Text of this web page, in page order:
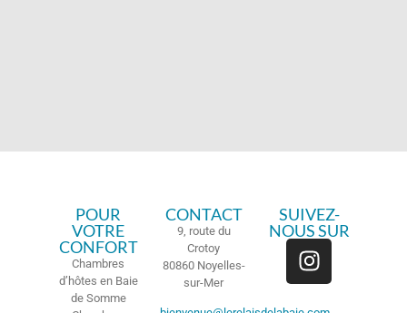
POUR
VOTRE
CONFORT
Chambres
d’hôtes en Baie
de Somme
CONTACT
9, route du
Crotoy
80860 Noyelles-
sur-Mer
SUIVEZ-
NOUS SUR